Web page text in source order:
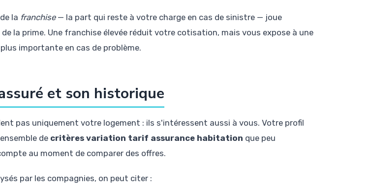
la franchise— la part qui reste à votre charge en cas de sinistre — joue
la prime. Une franchise élevée réduit votre cotisation, mais vous expose à une
importante en cas de problème.
et son historique
pas uniquement votre logement : ils s'intéressent aussi à vous. Votre profil
de critères variation tarif assurance habitation que peu
au moment de comparer des offres.
par les compagnies, on peut citer :